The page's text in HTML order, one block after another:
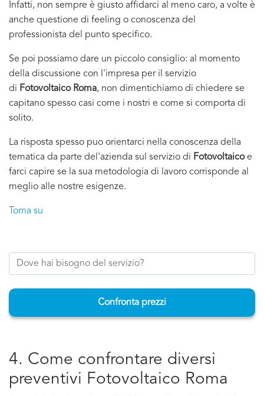
Infatti, non sempre è giusto affidarci al meno caro, a volte è
anche questione di feeling o conoscenza del
professionista del punto specifico.
Se poi possiamo dare un piccolo consiglio: al momento
della discussione con l'impresa per il servizio
di Fotovoltaico Roma, non dimentichiamo di chiedere se
capitano spesso casi come i nostri e come si comporta di
solito.
La risposta spesso puo orientarci nella conoscenza della
tematica da parte del'azienda sul servizio di Fotovoltaicoe
farci capire se la sua metodologia di lavoro corrisponde al
meglio alle nostre esigenze.
Torna su
Confronta prezzi
4. Come confrontare diversi
preventivi Fotovoltaico Roma